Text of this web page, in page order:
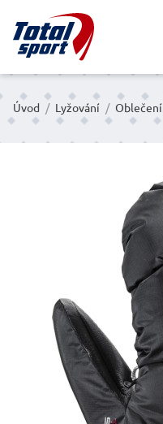
Úvod / Lyžování / Oblečení